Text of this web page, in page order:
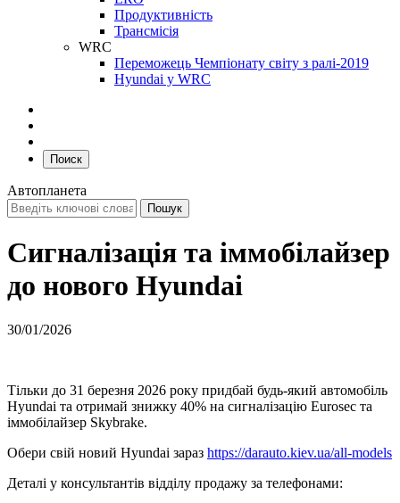
Продуктивність
Трансмісія
WRC
Переможець Чемпіонату світу з ралі-2019
Hyundai у WRC
Поиск
Автопланета
Сигналізація та іммобілайзер
до нового Hyundai
30/01/2026
Тільки до 31 березня 2026 року придбай будь-який автомобіль
Hyundai та отримай знижку 40% на сигналізацію Eurosec та
іммобілайзер Skybrake.
Обери свій новий Hyundai зараз https://darauto.kiev.ua/all-models
Деталі у консультантів відділу продажу за телефонами: